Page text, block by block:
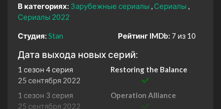
В категориях: Зарубежные сериалы
Сериалы
Сериалы 2022
Студия: Stan Рейтинг IMDb: 7 из 10
Дата выхода новых серий:
1 сезон 4 серия
Restoring the Balance
25 сентября 2022
1 сезон 3 серия
Operation Alliance
25 сентября 2022